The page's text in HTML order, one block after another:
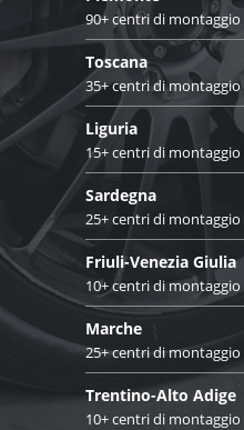
90+ centri di montaggio
Toscana
35+ centri di montaggio
Liguria
15+ centri di montaggio
Sardegna
25+ centri di montaggio
Friuli-Venezia Giulia
10+ centri di montaggio
Marche
25+ centri di montaggio
Trentino-Alto Adige
10+ centri di montaggio